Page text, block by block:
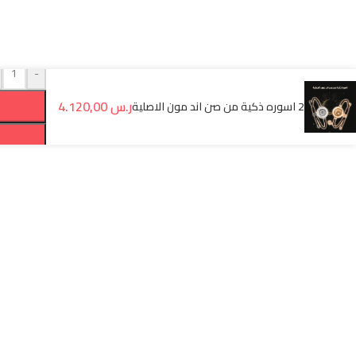
- الاتصال: 5G/SIM/WIFI/BT/FM.
- IPS الشاشة: شاشة 7 بوصة عالية الدقة.
- الشاشة تدعم 60 فريم
2 اسوره ذكية من صن اند مون الاصلية ر.س
-